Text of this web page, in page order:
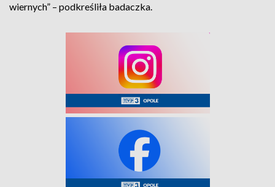
wiernych” – podkreśliła badaczka.